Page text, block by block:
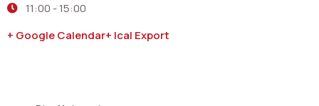
11:00 -15:00
+ Google Calendar+ Ical Export